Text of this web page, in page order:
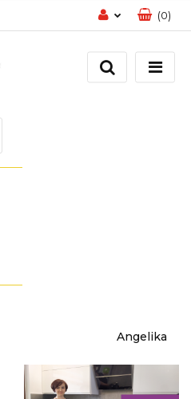
Zaloguj się
Zarejestruj się
(0)
Angelika